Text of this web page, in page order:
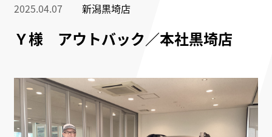
2025.04.07 新潟黒埼店
Ｙ様 アウトバック／本社黒埼店